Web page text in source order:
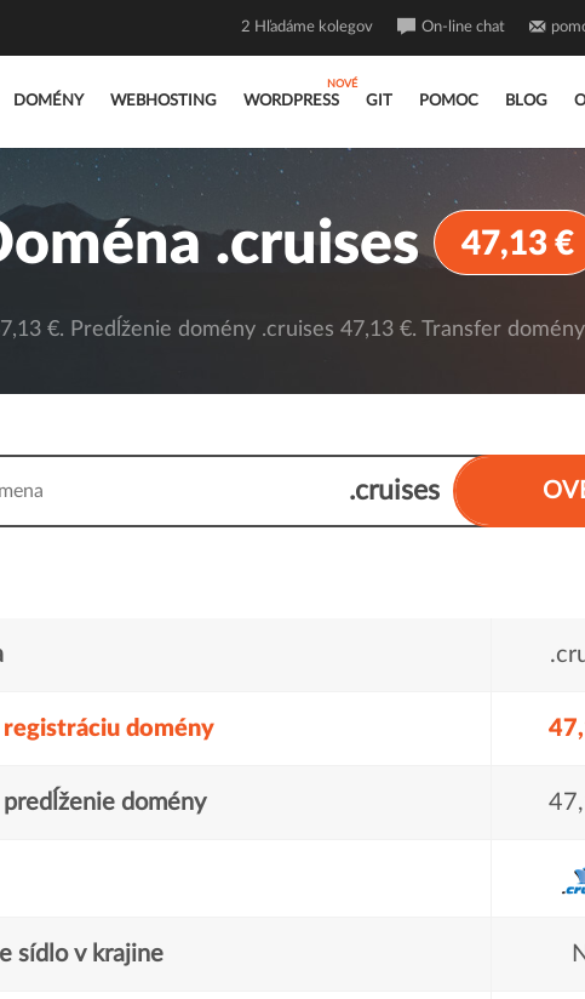
DOMÉNY WEBHOSTING WORDPRESS GIT POMOC BLOG
2 Hľadáme kolegov On-line chat
.cruises 47,13 €
€. Predĺženie domény .cruises 47,13 €. Transfer
.cruises
registráciu domény
predĺženie domény
sídlo v krajine